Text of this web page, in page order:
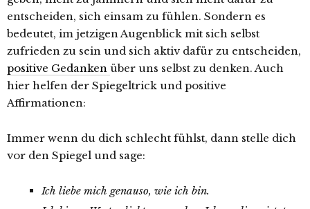
entscheiden, sich einsam zu fühlen. Sondern es
bedeutet, im jetzigen Augenblick mit sich selbst
zufrieden zu sein und sich aktiv dafür zu entscheiden,
positive Gedanken über uns selbst zu denken. Auch
hier helfen der Spiegeltrick und positive
Affirmationen:
Immer wenn du dich schlecht fühlst, dann stelle dich
vor den Spiegel und sage:
Ich liebe mich genauso, wie ich bin.